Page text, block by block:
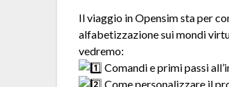
Il viaggio in Opensim sta per
alfabetizzazione sui mondi
vedremo:
Comandi e primi passi
Come personalizzare il